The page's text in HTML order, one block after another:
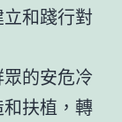
和踐行對
眾的安危冷
扶植，轉